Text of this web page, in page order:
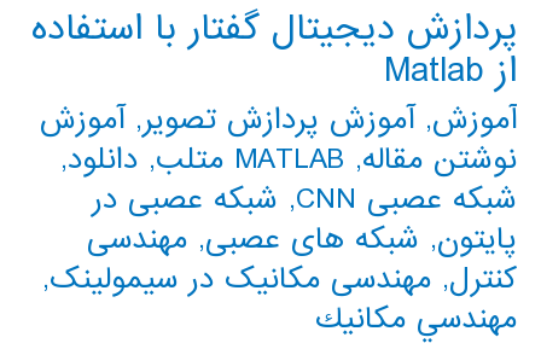
پردازش دیجیتال گفتار با استفاده
از Matlab
آموزش,آموزش پردازش تصویر,آموزش
نوشتن مقاله, MATLAB متلب , دانلود,
شبکه عصبی CNN
, شبکه عصبی در
پایتون, شبکه های عصبی, مهندسی
کنترل, مهندسی مکانیک در سیمولینک,
مهندسي مكانيك